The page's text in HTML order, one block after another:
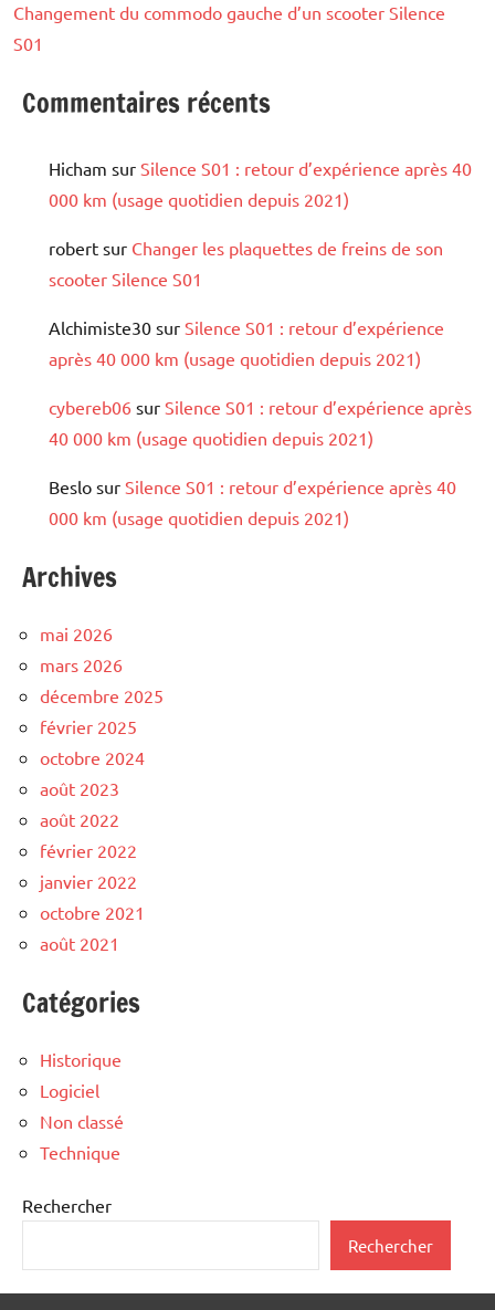
Changement du commodo gauche d’un scooter Silence
S01
Commentaires récents
Hicham sur Silence S01 : retour d’expérience après 40
000 km (usage quotidien depuis 2021)
robert sur Changer les plaquettes de freins de son
scooter Silence S01
Alchimiste30 sur Silence S01 : retour d’expérience
après 40 000 km (usage quotidien depuis 2021)
cybereb06 sur Silence S01 : retour d’expérience après
40 000 km (usage quotidien depuis 2021)
Beslo sur Silence S01 : retour d’expérience après 40
000 km (usage quotidien depuis 2021)
Archives
mai 2026
mars 2026
décembre 2025
février 2025
octobre 2024
août 2023
août 2022
février 2022
janvier 2022
octobre 2021
août 2021
Catégories
Historique
Logiciel
Non classé
Technique
Rechercher
Rechercher